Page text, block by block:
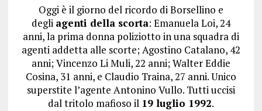
Oggi è il giorno del ricordo di Borsellino e
degli agenti della scorta: Emanuela Loi, 24
anni, la prima donna poliziotto in una squadra di
agenti addetta alle scorte; Agostino Catalano, 42
anni; Vincenzo Li Muli, 22 anni; Walter Eddie
Cosina, 31 anni, e Claudio Traina, 27 anni. Unico
superstite l’agente Antonino Vullo. Tutti uccisi
dal tritolo mafioso il 19 luglio 1992.